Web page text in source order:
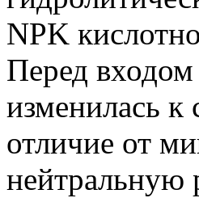
NPK
Перед входом
изменилась к
отличие от
нейтральную